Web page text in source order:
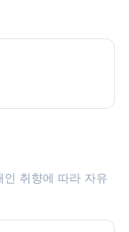
취향에 따라 자유